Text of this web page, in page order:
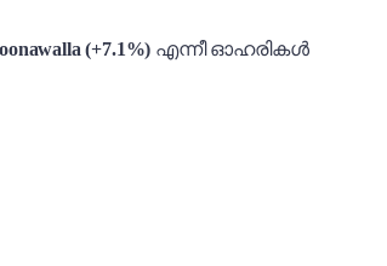
(+7.1%) എന്നീ ഓഹരികൾ